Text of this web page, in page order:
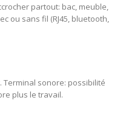
partout: bac, meuble,
ou sans fil (RJ45, bluetooth,
Terminal sonore: possibilité
plus le travail.